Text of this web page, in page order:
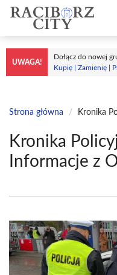
Przejdź
treści
UWAGA!
Dołącz do nowej
Kupię | Zamienię |
Strona główna / Kronika
Kronika
Informacje z